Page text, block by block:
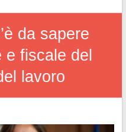
da sapere
fiscale del
lavoro